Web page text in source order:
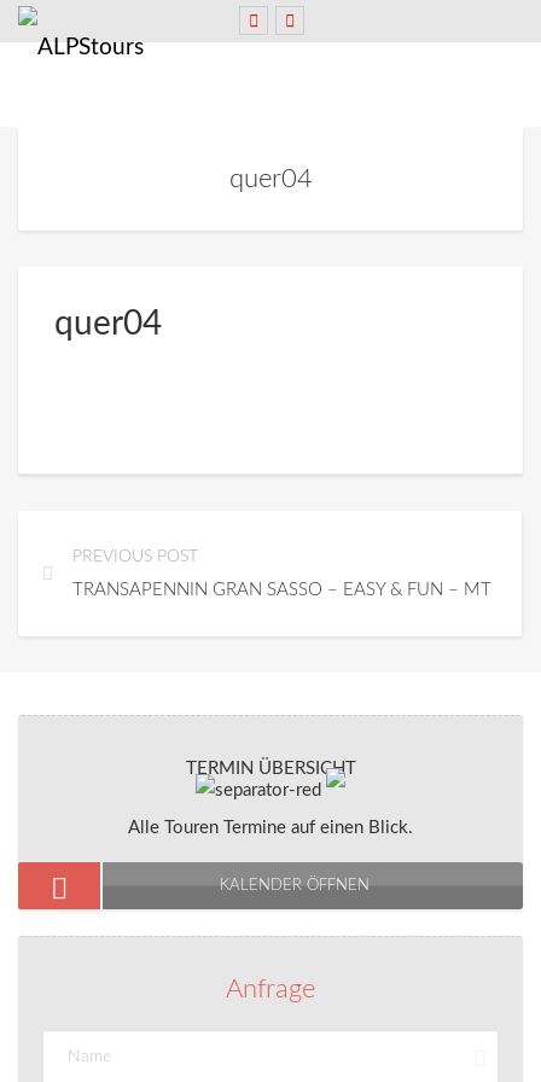
quer04
quer04
PREVIOUS POST
TRANSAPENNIN GRAN SASSO – EASY & FUN – MTB
TERMIN ÜBERSICHT
Alle Touren Termine auf einen Blick.
KALENDER ÖFFNEN
Anfrage